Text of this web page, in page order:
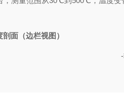
面（边栏视图）